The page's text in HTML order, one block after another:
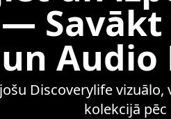
un Audio
Discoverylife
kolekcijā